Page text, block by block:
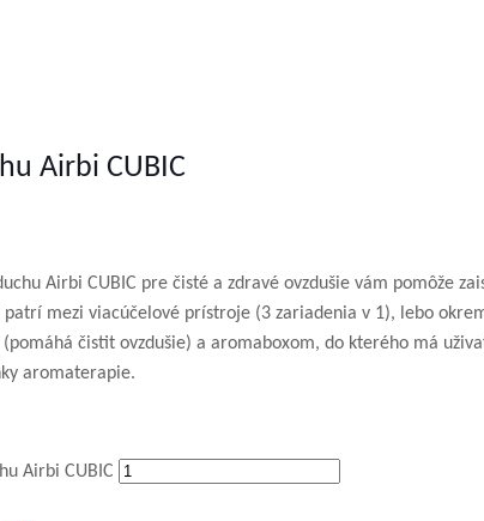
Airbi CUBIC
Airbi CUBIC pre čisté a zdravé ovzdušie vám pomôže
mezi viacúčelové prístroje (3 zariadenia v 1), lebo
čistit ovzdušie) a aromaboxom, do kterého má
aromaterapie.
Airbi CUBIC